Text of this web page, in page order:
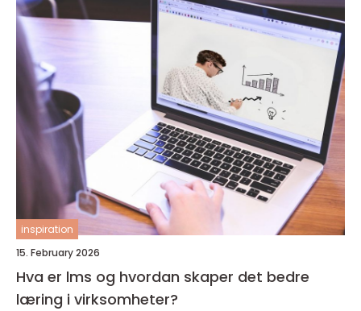
inspiration
15. February 2026
Hva er lms og hvordan skaper det bedre
læring i virksomheter?